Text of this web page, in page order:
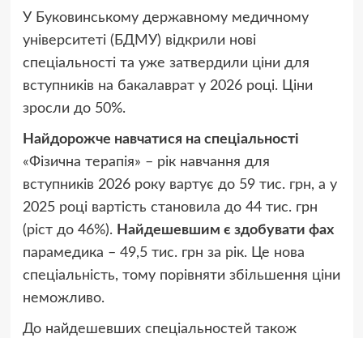
У Буковинському державному медичному
університеті (БДМУ) відкрили нові
спеціальності та уже затвердили ціни для
вступників на бакалаврат у 2026 році. Ціни
зросли до 50%.
Найдорожче навчатися на спеціальності
«Фізична терапія» – рік навчання для
вступників 2026 року вартує до 59 тис. грн, а у
2025 році вартість становила до 44 тис. грн
(ріст до 46%). Найдешевшим є здобувати фах
парамедика – 49,5 тис. грн за рік. Це нова
спеціальність, тому порівняти збільшення ціни
неможливо.
До найдешевших спеціальностей також